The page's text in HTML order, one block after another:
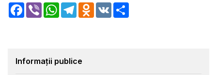
Facebook
Viber WhatsApp
TelegramOdnoklassniki
VK
Informații publice